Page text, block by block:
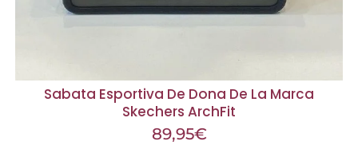
Sabata Esportiva De Dona De La Marca
Skechers ArchFit
89,95€